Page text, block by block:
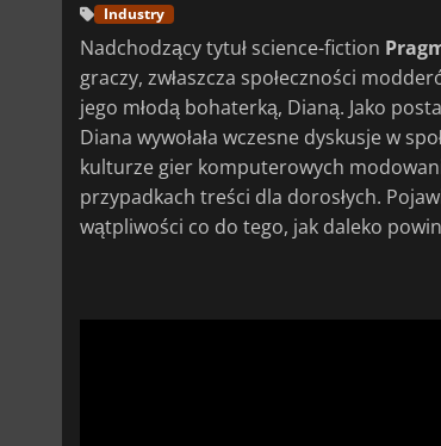
Industry
Nadchodzący tytuł science-fiction
graczy, zwłaszcza społeczności
jego młodą bohaterką, Dianą. Jako
Diana wywołała wczesne dyskusje w
kulturze gier komputerowych
przypadkach treści dla dorosłych.
wątpliwości co do tego, jak daleko